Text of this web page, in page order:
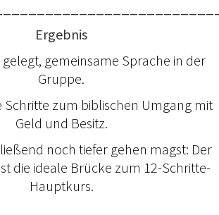
Ergebnis
gelegt, gemeinsame Sprache in der
Gruppe.
Schritte zum biblischen Umgang mit
Geld und Besitz.
noch tiefer gehen magst: Der
die ideale Brücke zum 12-Schritte-
Hauptkurs.